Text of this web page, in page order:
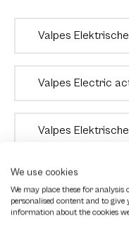
Valpes
Valpes Electric
Valpes
We use cookies
We may place these for
personalised content and to give
information about the cookies